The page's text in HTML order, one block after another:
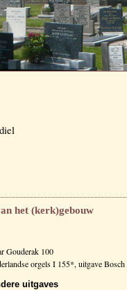
het (kerk)gebouw
Gouderak 100
orgels I 155*, uitgave
uitgaves